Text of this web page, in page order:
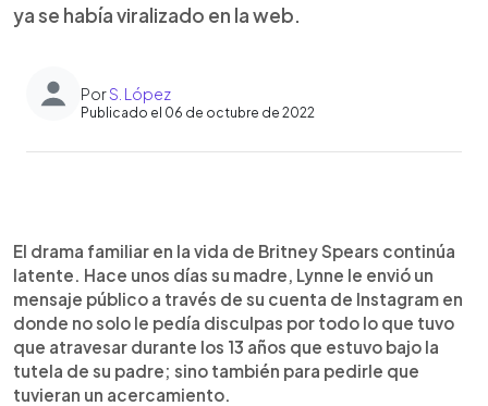
ya se había viralizado en la web.
PorS. López
Publicado el 06 de octubre de 2022
Escuchar artículo
El drama familiar en la vida de Britney Spears continúa
latente. Hace unos días su madre, Lynne le envió un
mensaje público a través de su cuenta de Instagram en
donde no solo le pedía disculpas por todo lo que tuvo
que atravesar durante los 13 años que estuvo bajo la
tutela de su padre; sino también para pedirle que
tuvieran un acercamiento.